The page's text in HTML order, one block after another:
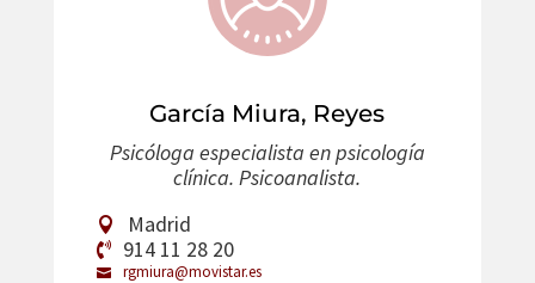
García Miura, Reyes
Psicóloga especialista en psicología
clínica. Psicoanalista.
Madrid
914 11 28 20
rgmiura@movistar.es